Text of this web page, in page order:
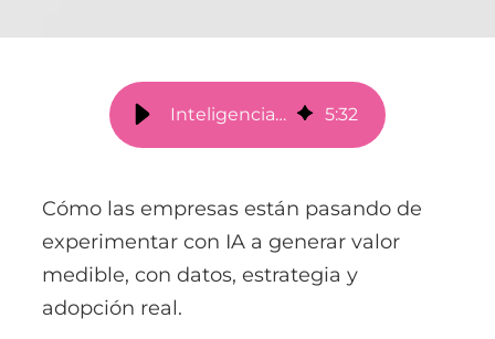
Inteligencia Artificial en los negocios: de la promesa al impacto real 5:32
Cómo las empresas están pasando de
experimentar con IA a generar valor
medible, con datos, estrategia y
adopción real.